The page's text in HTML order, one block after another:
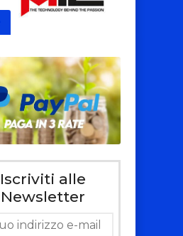
Iscriviti alle
Newsletter